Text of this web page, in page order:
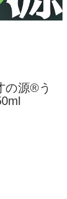
の源®︎う